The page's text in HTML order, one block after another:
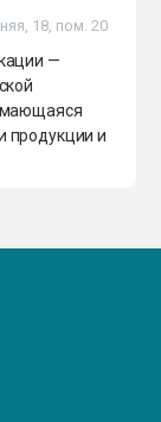
что касается
ПЕРЕЙТИ НА
18, пом. 20
—
продукции и